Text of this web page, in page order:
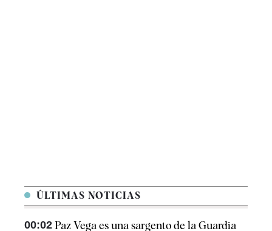
ÚLTIMAS NOTICIAS
00:02 Paz Vega es una sargento de la Guardia